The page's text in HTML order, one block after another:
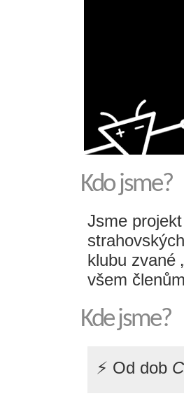
Kdo jsme?
Jsme
klubu zvané
všem
Kde jsme?
⚡ Od dob